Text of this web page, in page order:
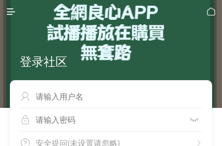
 
登录社区

 
 
安全提问(未设置请忽略)